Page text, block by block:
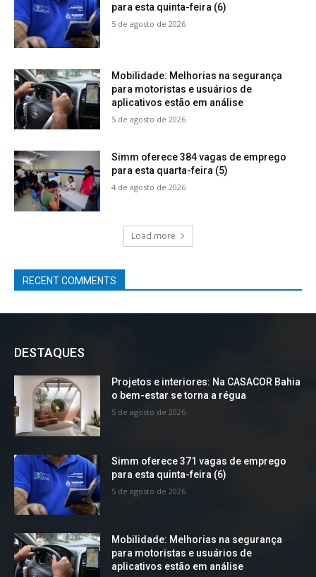
para esta quinta-feira (6)
5 de agosto de 2026
Mobilidade: Melhorias na segurança
para motoristas e usuários de
aplicativos estão em análise
5 de agosto de 2026
Simm oferece 384 vagas de emprego
para esta quarta-feira (5)
4 de agosto de 2026
Load more
RECENT COMMENTS
DESTAQUES
Projetos e interiores: Na CASACOR Bahia
o bem-estar se torna a régua
5 de agosto de 2026
Simm oferece 371 vagas de emprego
para esta quinta-feira (6)
5 de agosto de 2026
Mobilidade: Melhorias na segurança
para motoristas e usuários de
aplicativos estão em análise